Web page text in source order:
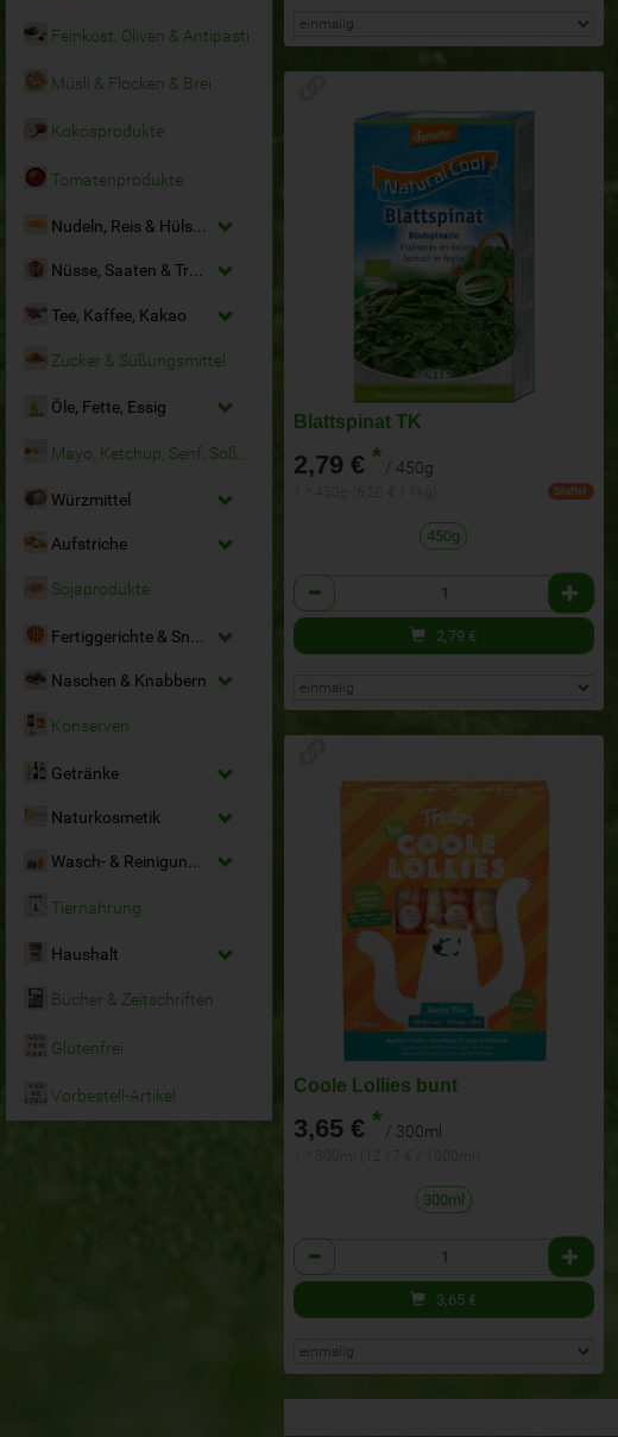
Feinkost, Oliven & Antipasti
Müsli & Flocken & Brei
Kokosprodukte
Tomatenprodukte
Nudeln, Reis & Hülsenfrüchte
Nüsse, Saaten & Trockenfrüchte
Tee, Kaffee, Kakao
Zucker & Süßungsmittel
Öle, Fette, Essig
Würzmittel
Aufstriche
Sojaprodukte
Fertiggerichte & Snacks
Naschen & Knabbern
Konserven
Getränke
Naturkosmetik
Wasch- & Reinigungsmittel
Tiernahrung
Haushalt
Bücher & Zeitschriften
Glutenfrei
Vorbestell-Artikel
Blattspinat TK
2,79 € * / 450g
Staffel
450g
Anzahl
2,79 €
Coole Lollies bunt
3,65 € * / 300ml
300ml
Anzahl
3,65 €